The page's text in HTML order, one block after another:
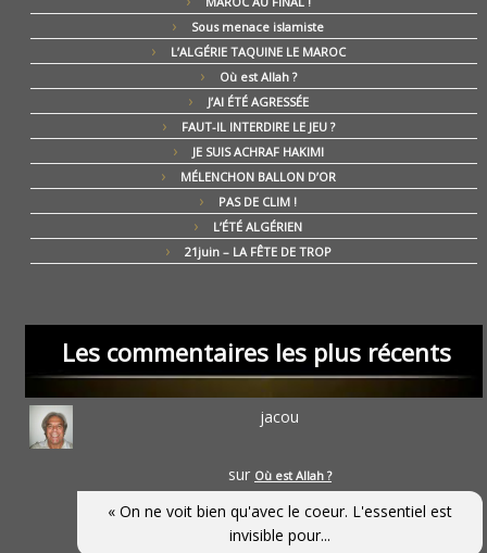
Sous menace islamiste
L’ALGÉRIE TAQUINE LE MAROC
Où est Allah ?
J’AI ÉTÉ AGRESSÉE
FAUT-IL INTERDIRE LE JEU ?
JE SUIS ACHRAF HAKIMI
MÉLENCHON BALLON D’OR
PAS DE CLIM !
L’ÉTÉ ALGÉRIEN
21juin – LA FÊTE DE TROP
Les commentaires les plus récents
jacou
sur Où est Allah ?
« On ne voit bien qu'avec le coeur. L'essentiel est
invisible pour...